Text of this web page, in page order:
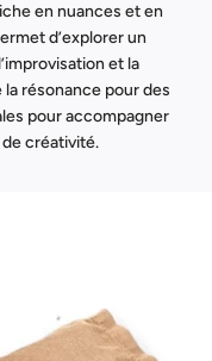
en nuances et en
d’explorer un
et la
résonance pour des
pour accompagner
créativité.